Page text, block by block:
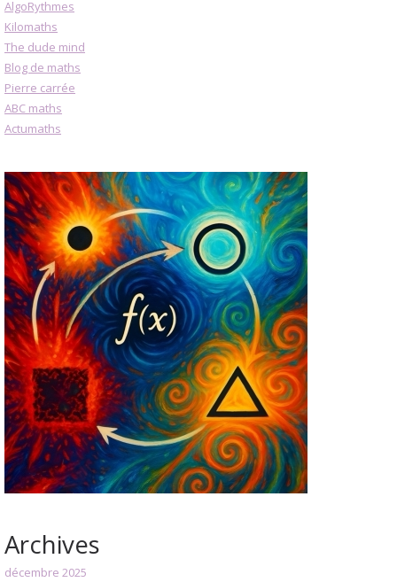
AlgoRythmes
Kilomaths
The dude mind
Blog de maths
Pierre carrée
ABC maths
Actumaths
Archives
décembre 2025